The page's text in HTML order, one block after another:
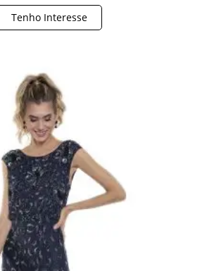
Tenho Interesse